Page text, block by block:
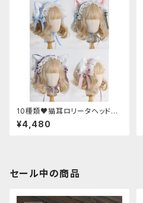
10種類♥猫耳ロリータヘッドド
レス
¥4,480
セール中の商品